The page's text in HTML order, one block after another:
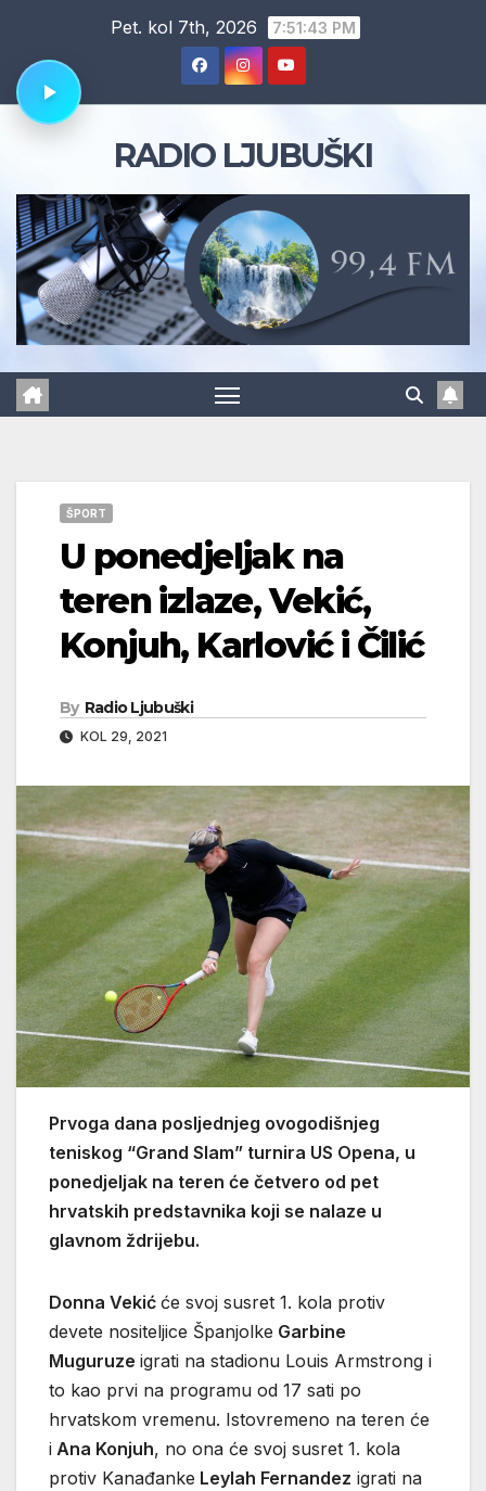
content
Pet. kol 7th, 2026 7:51:44 PM
RADIO LJUBUŠKI
ŠPORT
U ponedjeljak na
teren izlaze, Vekić,
Konjuh, Karlović i Čilić
By Radio Ljubuški
KOL 29, 2021
Prvoga dana posljednjeg ovogodišnjeg
teniskog “Grand Slam” turnira US Opena, u
ponedjeljak na teren će četvero od pet
hrvatskih predstavnika koji se nalaze u
glavnom ždrijebu.
Donna Vekić će svoj susret 1. kola protiv
devete nositeljice Španjolke Garbine
Muguruze igrati na stadionu Louis Armstrong i
to kao prvi na programu od 17 sati po
hrvatskom vremenu. Istovremeno na teren će
i Ana Konjuh, no ona će svoj susret 1. kola
protiv Kanađanke Leylah Fernandez igrati na